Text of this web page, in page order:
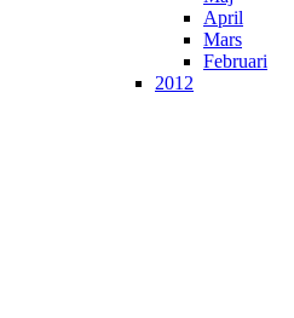
April
Mars
Februari
2012